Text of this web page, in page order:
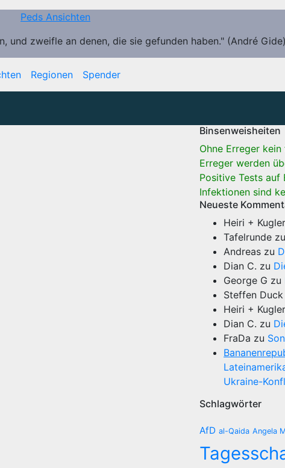
Peds Ansichten
und zweifle an denen, die sie gefunden haben." (André Gide)
Regionen Spender
Binsenweisheiten
Ohne Erreger
Erreger werden
Positive Tests auf
Infektionen sind
Neueste
Heiri + Kugler
Tafelrunde zu
Andreas zu
Dian C. zu
George G zu
Steffen Duck
Heiri + Kugler
Dian C. zu
FraDa zu
Ukraine-
Schlagwörter
AfD al-Qaida Angela